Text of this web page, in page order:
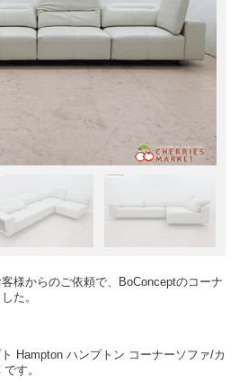
様からのご依頼で、BoConceptのコーナ
た。
Hampton ハンプトン コーナーソファ/カ
す。